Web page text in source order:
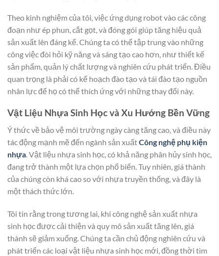
Theo kinh nghiệm của tôi, việc ứng dụng robot vào các công
đoạn như ép phun, cắt gọt, và đóng gói giúp tăng hiệu quả
sản xuất lên đáng kể. Chúng ta có thể tập trung vào những
công việc đòi hỏi kỹ năng và sáng tạo cao hơn, như thiết kế
sản phẩm, quản lý chất lượng và nghiên cứu phát triển. Điều
quan trọng là phải có kế hoạch đào tạo và tái đào tạo nguồn
nhân lực để họ có thể thích ứng với những thay đổi này.
Vật Liệu Nhựa Sinh Học và Xu Hướng Bền Vững
Ý thức về bảo vệ môi trường ngày càng tăng cao, và điều này
tác động mạnh mẽ đến ngành sản xuấtCông nghệ phụ kiện
nhựa. Vật liệu nhựa sinh học, có khả năng phân hủy sinh học,
đang trở thành một lựa chọn phổ biến. Tuy nhiên, giá thành
của chúng còn khá cao so với nhựa truyền thống, và đây là
một thách thức lớn.
Tôi tin rằng trong tương lai, khi công nghệ sản xuất nhựa
sinh học được cải thiện và quy mô sản xuất tăng lên, giá
thành sẽ giảm xuống. Chúng ta cần chủ động nghiên cứu và
phát triển các loại vật liệu nhựa sinh học mới, đồng thời tìm